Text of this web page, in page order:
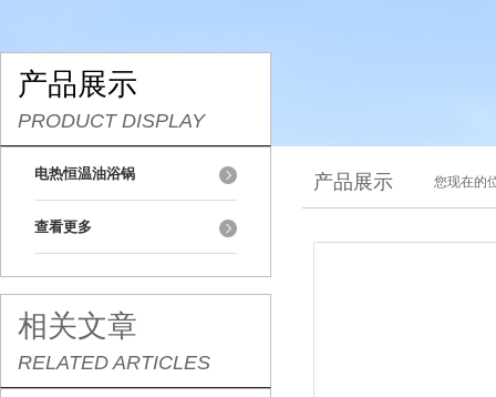
产品展示
PRODUCT DISPLAY
电热恒温油浴锅
查看更多
相关文章
RELATED ARTICLES
产品展示 您现在的